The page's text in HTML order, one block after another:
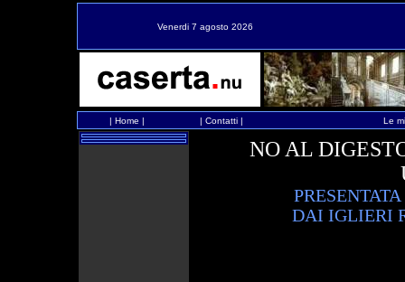
Venerdi 7 agosto 2026
| Home | | Contatti| Le
NO AL
DAI IGLIERI